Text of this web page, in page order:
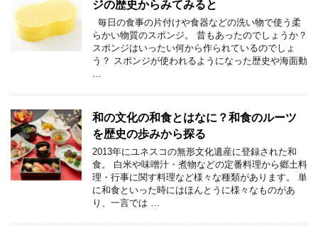
ジの歴史からみてみると
毎日の食事の片付けや食器などの洗い物で使う柔
らかい物質のスポンジ。 昔もあったのでしょうか？
スポンジはいったい何から作られているのでしょ
う？ スポンジが使われるようになった歴史や海面動
和の文化の和食とはなに？和食のルーツ
を歴史の歩みから探る
2013年にユネスコの無形文化遺産に登録された和
食。 白米や味噌汁・煮物などの定番料理から郷土料
理・行事に関す料理など様々な種類があります。 単
に和食といった時にはほんとうに様々なものがあ
り、一言では …